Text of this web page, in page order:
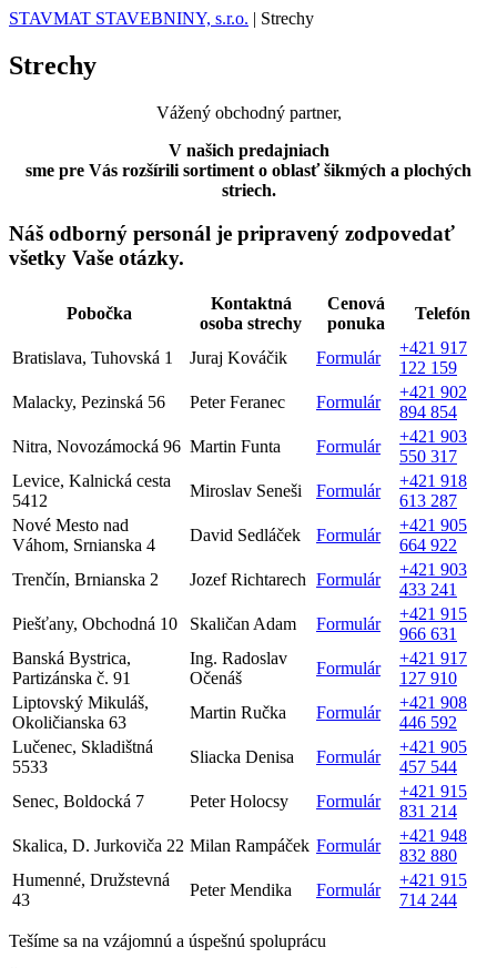
STAVMAT STAVEBNINY, s.r.o. | Strechy
Strechy
Vážený obchodný partner,
V našich predajniach
sme pre Vás rozšírili sortiment o oblasť šikmých a plochých
striech.
Náš odborný personál je pripravený zodpovedať
všetky Vaše otázky.
Pobočka
Kontaktná
osoba strechy
Cenová
ponuka
Telefón
Bratislava, Tuhovská 1 Juraj Kováčik Formulár
+421 917
122 159
Malacky, Pezinská 56
Peter Feranec Formulár
+421 902
894 854
Nitra, Novozámocká 96 Martin Funta Formulár
+421 903
550 317
Levice, Kalnická cesta
5412
Miroslav Seneši Formulár
+421 918
613 287
Nové Mesto nad
Váhom, Srnianska 4
David Sedláček Formulár
+421 905
664 922
Trenčín, Brnianska 2
Jozef Richtarech Formulár
+421 903
433 241
Piešťany, Obchodná 10
Skaličan Adam Formulár
+421 915
966 631
Banská Bystrica,
Partizánska č. 91
Ing. Radoslav
Očenáš
Formulár
+421 917
127 910
Liptovský Mikuláš,
Okoličianska 63
Martin Ručka Formulár
+421 908
446 592
Lučenec, Skladištná
5533
Sliacka Denisa Formulár
+421 905
457 544
Senec, Boldocká 7
Peter Holocsy Formulár
+421 915
831 214
Skalica, D. Jurkoviča 22 Milan Rampáček Formulár
+421 948
832 880
Humenné, Družstevná
43
Peter Mendika Formulár
+421 915
714 244
Tešíme sa na vzájomnú a úspešnú spoluprácu